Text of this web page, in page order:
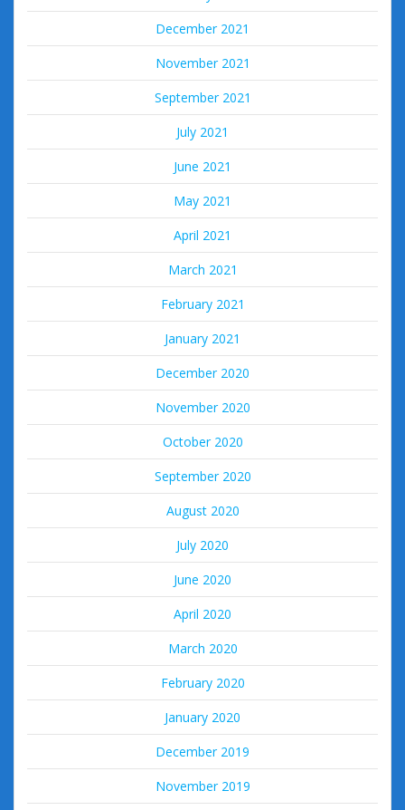
December 2021
November 2021
September 2021
July 2021
June 2021
May 2021
April 2021
March 2021
February 2021
January 2021
December 2020
November 2020
October 2020
September 2020
August 2020
July 2020
June 2020
April 2020
March 2020
February 2020
January 2020
December 2019
November 2019